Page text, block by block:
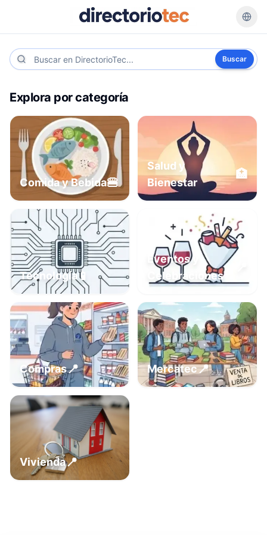
Buscar
Explora por categoría
Comida y Bebida🍔
Salud y
Bienestar
🏥
Tecnología📱
Eventos y
Celebraciones
Compras📍 Mercatec📍
Vivienda📍